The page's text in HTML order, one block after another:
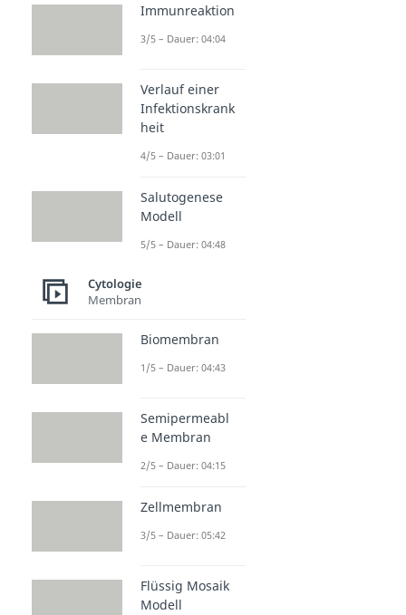
Immunreaktion
3/5 – Dauer: 04:04
Verlauf einer
Infektionskrank
heit
4/5 – Dauer: 03:01
Salutogenese
Modell
5/5 – Dauer: 04:48
Cytologie
Membran
Biomembran
1/5 – Dauer: 04:43
Semipermeabl
e Membran
2/5 – Dauer: 04:15
Zellmembran
3/5 – Dauer: 05:42
Flüssig Mosaik
Modell